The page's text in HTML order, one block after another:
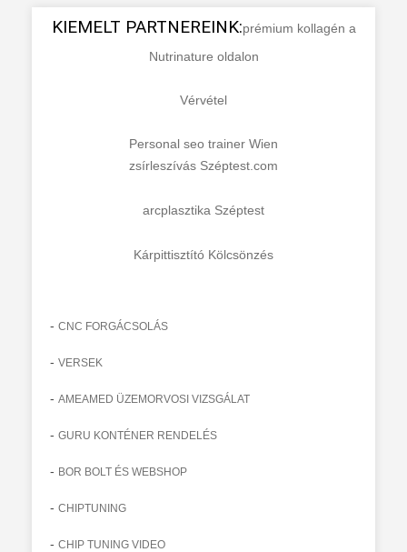
KIEMELT PARTNEREINK:prémium kollagén a
Nutrinature oldalon
Vérvétel
Personal seo trainer Wien
zsírleszívás Széptest.com
arcplasztika Széptest
Kárpittisztító Kölcsönzés
- CNC FORGÁCSOLÁS
- VERSEK
- AMEAMED ÜZEMORVOSI VIZSGÁLAT
- GURU KONTÉNER RENDELÉS
- BOR BOLT ÉS WEBSHOP
- CHIPTUNING
- CHIP TUNING VIDEO